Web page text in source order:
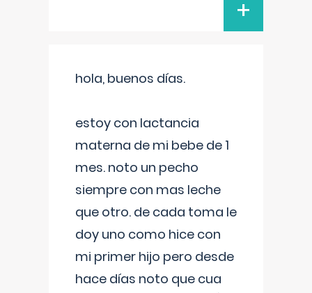
+
hola, buenos días.
estoy con lactancia
materna de mi bebe de 1
mes. noto un pecho
siempre con mas leche
que otro. de cada toma le
doy uno como hice con
mi primer hijo pero desde
hace días noto que cua